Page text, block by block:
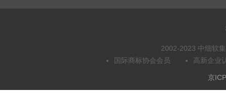
2002-2023 中细软
国际商标协会会员
高新企业
京